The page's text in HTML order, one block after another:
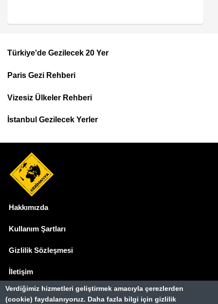
Top
Menu
Türkiye'de Gezilecek 20 Yer
Paris Gezi Rehberi
Vizesiz Ülkeler Rehberi
İstanbul Gezilecek Yerler
Hakkımızda
Kullanım Şartları
Gizlilik Sözleşmesi
İletişim
Basında Biz
Verdiğimiz hizmetleri geliştirmek amacıyla çerezlerden
(cookie) faydalanıyoruz. Daha fazla bilgi için gizlilik